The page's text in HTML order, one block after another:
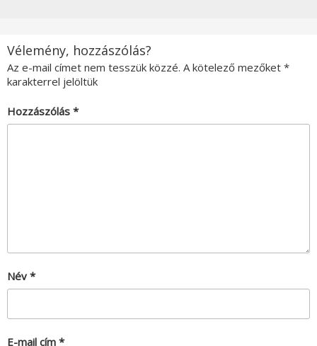
Vélemény, hozzászólás?
Az e-mail címet nem tesszük közzé. A kötelező mezőket *
karakterrel jelöltük
Hozzászólás *
Név *
E-mail cím *